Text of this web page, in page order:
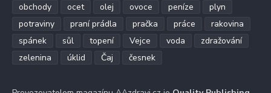
obchody
ocet olej ovoce peníze
plyn
potraviny
praní prádla pračka práce
rakovina
spánek
sůl topení Vejce voda
zdražování
zelenina
úklid Čaj česnek